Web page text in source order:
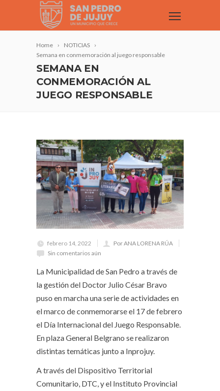
Home
NOTICIAS
Semana en conmemoración al juego responsable
SEMANA EN
CONMEMORACIÓN AL
JUEGO RESPONSABLE
febrero 14, 2022
Por ANA LORENA RÚA
Sin comentarios aún
La Municipalidad de San Pedro a través de
la gestión del Doctor Julio César Bravo
puso en marcha una serie de actividades en
el marco de conmemorarse el 17 de febrero
el Día Internacional del Juego Responsable.
En plaza General Belgrano se realizaron
distintas temáticas junto a Inprojuy.
A través del Dispositivo Territorial
Comunitario, DTC, y el Instituto Provincial